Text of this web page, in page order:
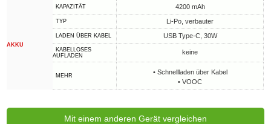
AKKU
KAPAZITÄT 4200 mAh
TYP Li-Po, verbauter
LADEN ÜBER KABEL USB Type-C, 30W
KABELLOSES
AUFLADEN
keine
MEHR
• Schnellladen über Kabel
• VOOC
Mit einem anderen Gerät vergleichen